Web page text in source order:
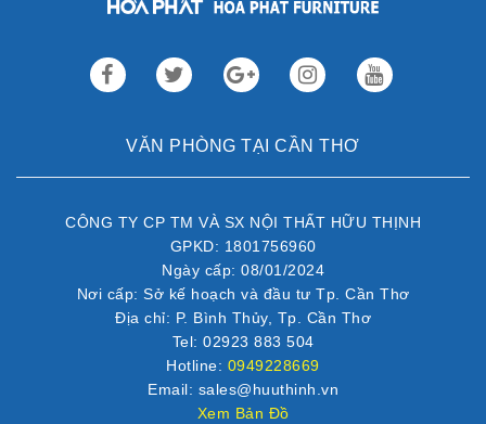
VĂN PHÒNG TẠI CẦN THƠ
CÔNG TY CP TM VÀ SX NỘI THẤT HỮU THỊNH
GPKD: 1801756960
Ngày cấp: 08/01/2024
Nơi cấp: Sở kế hoạch và đầu tư Tp. Cần Thơ
Địa chỉ: P. Bình Thủy, Tp. Cần Thơ
Tel: 02923 883 504
Hotline: 0949228669
Email: sales@huuthinh.vn
Xem Bản Đồ